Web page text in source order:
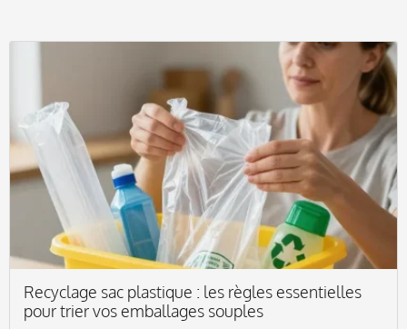
Recyclage sac plastique : les règles essentielles
pour trier vos emballages souples